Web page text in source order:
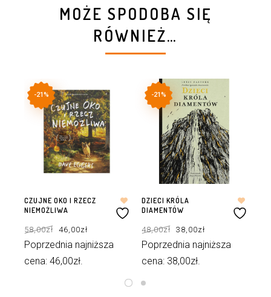
MOŻE SPODOBA SIĘ
RÓWNIEŻ…
-21%
CZUJNE OKO I RZECZ
NIEMOŻLIWA
58,00zł cena
wynosiła:
58,00zł.
46,00złcena
46,00zł.
Poprzednia najniższa
cena: 46,00zł.
-21%
DZIECI KRÓLA
DIAMENTÓW
48,00zł cena
wynosiła:
48,00zł.
38,00złcena
38,00zł.
Poprzednia najniższa
cena: 38,00zł.